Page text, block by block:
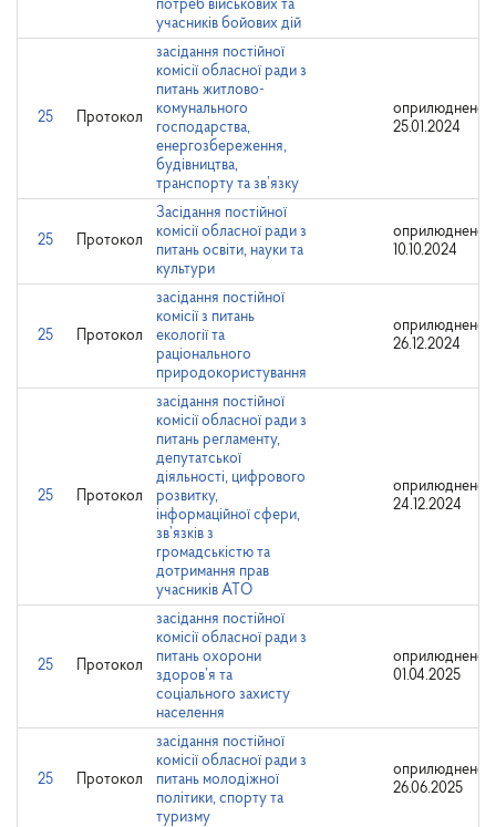
потреб військових та
учасників бойових дій
25 Протокол
засідання постійної
комісії обласної ради з
питань житлово-
комунального
господарства,
енергозбереження,
будівництва,
транспорту та зв’язку
оприлюднено:
25.01.2024
25 Протокол
Засідання постійної
комісії обласної ради з
питань освіти, науки та
культури
оприлюднено:
10.10.2024
25 Протокол
засідання постійної
комісії з питань
екології та
раціонального
природокористування
оприлюднено:
26.12.2024
25 Протокол
засідання постійної
комісії обласної ради з
питань регламенту,
депутатської
діяльності, цифрового
розвитку,
інформаційної сфери,
зв’язків з
громадськістю та
дотримання прав
учасників АТО
оприлюднено:
24.12.2024
25 Протокол
засідання постійної
комісії обласної ради з
питань охорони
здоров’я та
соціального захисту
населення
оприлюднено:
01.04.2025
25 Протокол
засідання постійної
комісії обласної ради з
питань молодіжної
політики, спорту та
туризму
оприлюднено:
26.06.2025